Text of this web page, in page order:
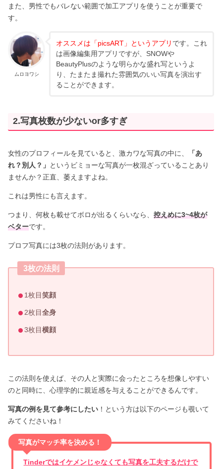
また、男性でもバレない範囲で加工アプリを使うことが重要で
す。
ムロヨワシ
オススメは「picsART」というアプリ です。これ
は画像編集用アプリですが、SNOWや
BeautyPlusのような明らかな盛れ写というよ
り、たまたま撮れた雰囲気のいい写真を演出す
ることができます。
2.写真枚数が少ないor多すぎ
女性のプロフィールを見ていると、激カワな写真の中に、
「あ
れ？別人？」 というビミョーな写真が一枚混ざっていることあり
ませんか？正直、萎えますよね。
これは男性にも言えます。
つまり、何枚も載せてボロが出るくらいなら、控えめに3~4枚が
ベターです。
プロフ写真には3枚の法則があります。
3枚の法則
1枚目笑顔
2枚目全身
3枚目横顔
この法則を使えば、その人と実際に会ったところを想像しやすい
のと同時に、心理学的に親近感を与えることができるんです。
写真の例を見て参考にしたい ！という方は以下のページも覗いて
みてくださいね！
写真がマッチ率を決める！
Tinderではイケメンじゃなくても写真を工夫するだけで